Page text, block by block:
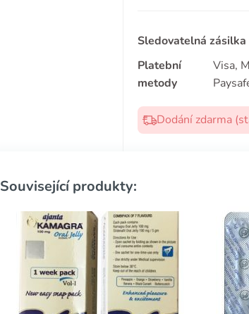
Sledovatelná zásilka
Platební
metody
Visa,
Dodání zdarma
Související produkty: